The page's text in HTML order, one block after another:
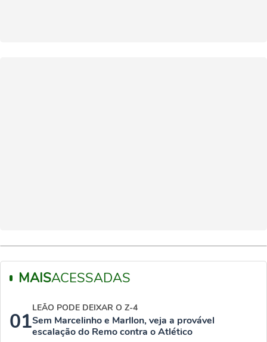
MAISACESSADAS
01
LEÃO PODE DEIXAR O Z-4
Sem Marcelinho e Marllon, veja a provável
escalação do Remo contra o Atlético